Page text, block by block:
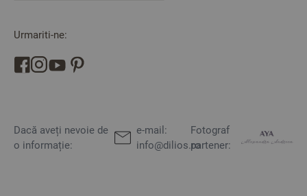
Urmariti-ne:
Dacă aveți nevoie de
o informație:
e-mail:
info@dilios.ro
Fotograf
partener: